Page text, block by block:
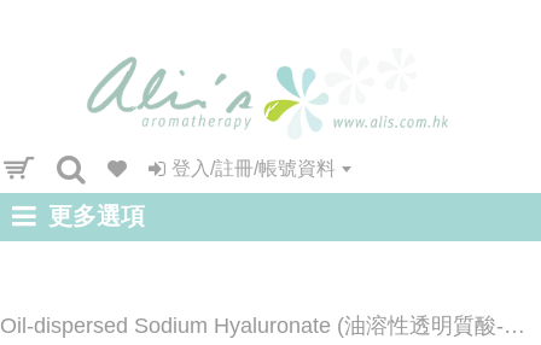
登入/註冊/帳號資料
更多選項
Oil-dispersed Sodium Hyaluronate (油溶性透明質酸-唇部)